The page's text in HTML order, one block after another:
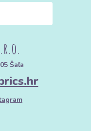
Šaľa